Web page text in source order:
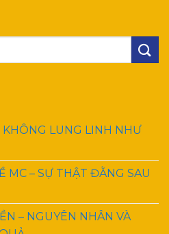
KHÔNG LUNG LINH NHƯ
MC – SỰ THẬT ĐẰNG SAU
– NGUYÊN NHÂN VÀ